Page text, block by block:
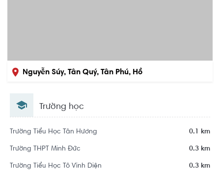
Nguyễn Súy, Tân Quý, Tân Phú, Hồ
Trường học
Trường Tiểu Học Tân Hương 0.1 km
Trường THPT Minh Đức 0.3 km
Trường Tiểu Học Tô Vĩnh Diện 0.3 km